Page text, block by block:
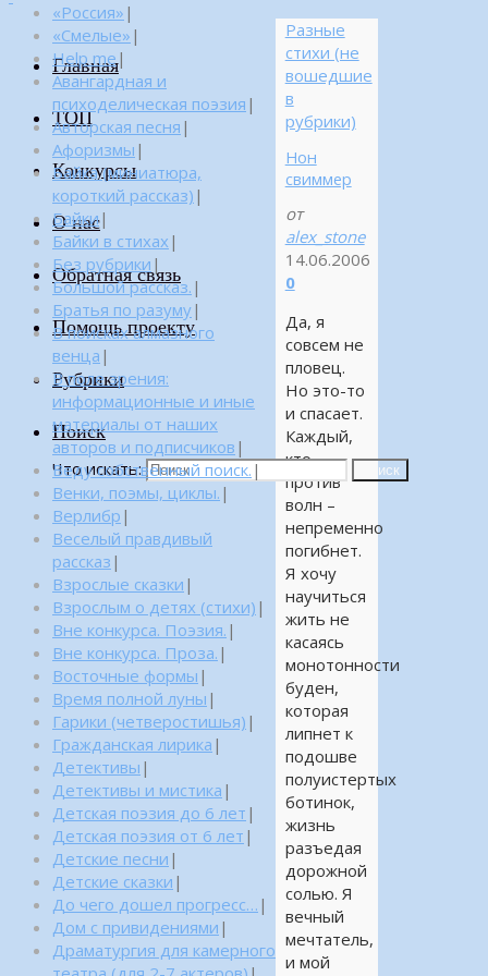
Главная
ТОП
Конкурсы
О нас
Обратная связь
Помощь проекту
Рубрики
Поиск
Что искать: Поиск
Разные
стихи (не
вошедшие
в
рубрики)
Нон
свиммер
от
alex_stone
14.06.2006
0
Да, я
совсем не
пловец.
Но это-то
и спасает.
Каждый,
кто
против
волн –
непременно
погибнет.
Я хочу
научиться
жить не
касаясь
монотонности
буден,
которая
липнет к
подошве
полуистертых
ботинок,
жизнь
разъедая
дорожной
солью. Я
вечный
мечтатель,
и мой
«Россия» |
«Смелые» |
Help me|
Авангардная и
психоделическая поэзия |
Авторская песня |
Афоризмы |
Байка (миниатюра,
короткий рассказ) |
Байки|
Байки в стихах |
Без рубрики |
Большой рассказ. |
Братья по разуму|
В поисках алмазного
венца |
В поле зрения:
информационные и иные
материалы от наших
авторов и подписчиков |
Веду собственный поиск. |
Венки, поэмы, циклы. |
Верлибр |
Веселый правдивый
рассказ |
Взрослые сказки |
Взрослым о детях (стихи) |
Вне конкурса. Поэзия. |
Вне конкурса. Проза. |
Восточные формы |
Время полной луны |
Гарики (четверостишья) |
Гражданская лирика |
Детективы |
Детективы и мистика |
Детская поэзия до 6 лет |
Детская поэзия от 6 лет |
Детские песни |
Детские сказки |
До чего дошел прогресс… |
Дом с привидениями |
Драматургия для камерного